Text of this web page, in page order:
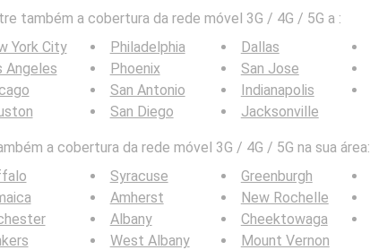
também a cobertura da rede móvel 3G / 4G / 5G a :
York City
Angeles
Philadelphia
Phoenix
San Antonio
San Diego
Dallas
San Jose
Indianapolis
Jacksonville
a cobertura da rede móvel 3G / 4G / 5G na sua área:
Syracuse
Amherst
Albany
West Albany
Greenburgh
New Rochelle
Cheektowaga
Mount Vernon